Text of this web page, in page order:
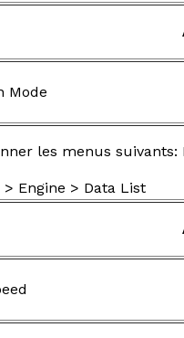
Mode
les menus
Engine > Data List